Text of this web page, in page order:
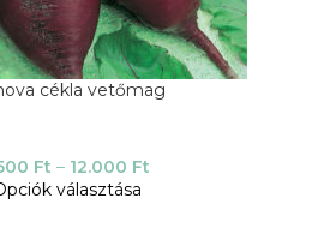
cékla vetőmag
Ft – 12.000 Ft
választása